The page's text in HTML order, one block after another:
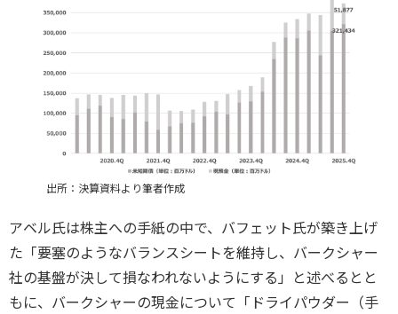
出所：決算資料より筆者作成
アベル氏は株主への手紙の中で、バフェット氏が築き上げ
た「要塞のようなバランスシートを維持し、バークシャー
社の基盤が決して損なわれないようにする」と述べるとと
もに、バークシャーの現金について「ドライパウダー（手